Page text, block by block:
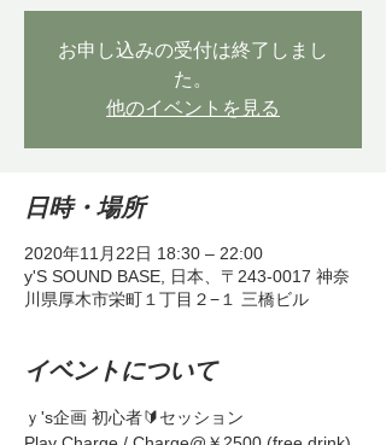
お申し込みの受付は終了しまし
た。
他のイベントを見る
日時・場所
2020年11月22日 18:30 – 22:00
y'S SOUND BASE, 日本、〒243-0017 神奈
川県厚木市栄町１丁目２−１ 三橋ビル
イベントについて
ｙ's企画 初心者🔰セッション